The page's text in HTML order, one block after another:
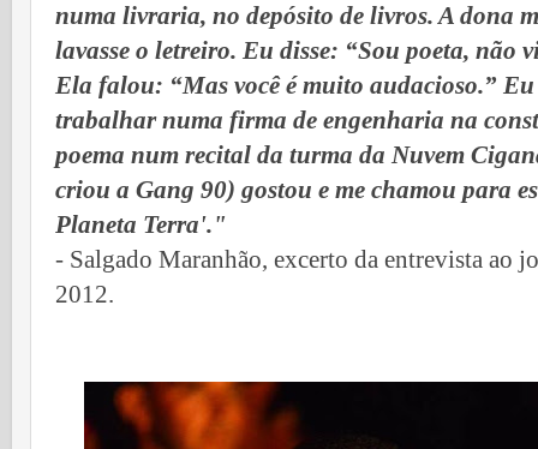
numa livraria, no depósito de livros. A dona
lavasse o letreiro. Eu disse: “Sou poeta, não
Ela falou: “Mas você é muito audacioso.”
trabalhar numa firma de engenharia na
poema num recital da turma da Nuvem
criou a Gang 90) gostou e me chamou para
Planeta Terra'."
- Salgado Maranhão, excerto da entrevista ao
2012.